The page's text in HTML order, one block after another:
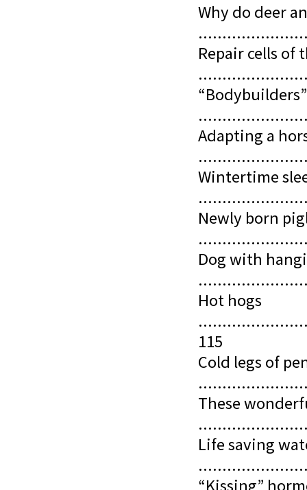
Why do deer
Repair cells of
Adapting a
Wintertime
Newly born
Dog with
Hot hogs
115
Cold legs of
These
Life saving
“Kissing”